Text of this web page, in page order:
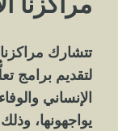
تتشارك
لتقديم برامج
الإنساني
يواجهونها،